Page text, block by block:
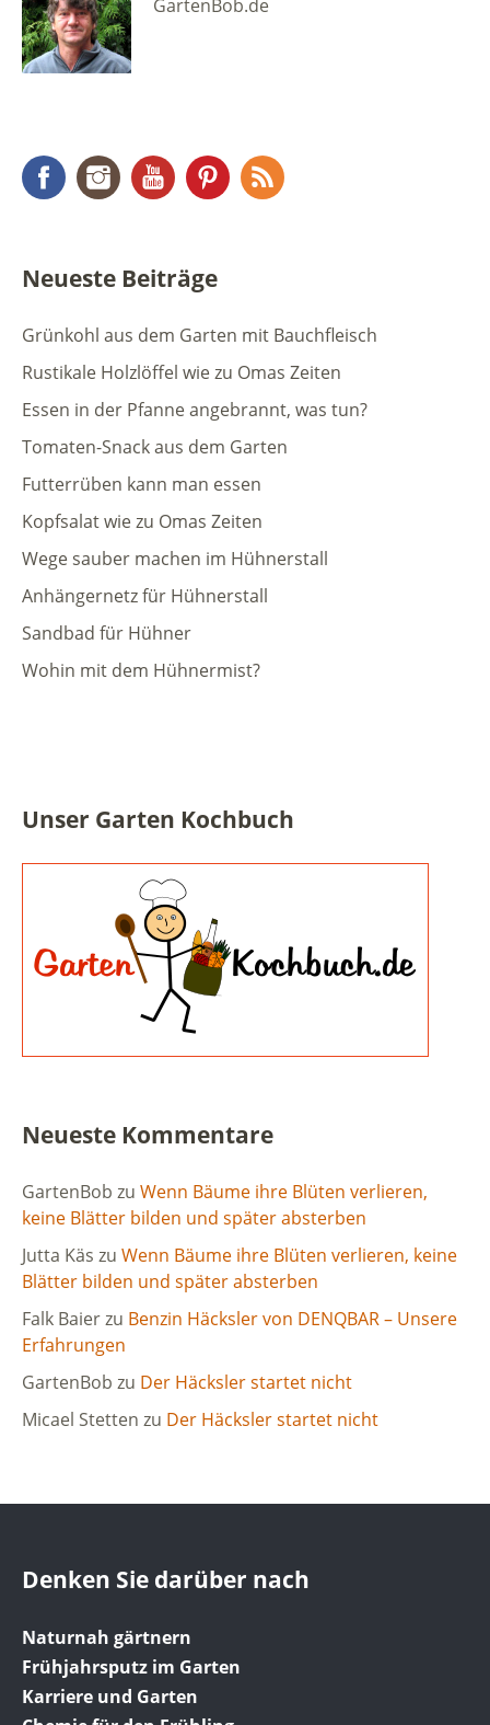
GartenBob.de
FacebookInstagramYouTubePinterest
Neueste Beiträge
Grünkohl aus dem Garten mit Bauchfleisch
Rustikale Holzlöffel wie zu Omas Zeiten
Essen in der Pfanne angebrannt, was tun?
Tomaten-Snack aus dem Garten
Futterrüben kann man essen
Kopfsalat wie zu Omas Zeiten
Wege sauber machen im Hühnerstall
Anhängernetz für Hühnerstall
Sandbad für Hühner
Wohin mit dem Hühnermist?
Unser Garten Kochbuch
Neueste Kommentare
GartenBob zu Wenn Bäume ihre Blüten verlieren,
keine Blätter bilden und später absterben
Jutta Käs zu Wenn Bäume ihre Blüten verlieren, keine
Blätter bilden und später absterben
Falk Baierzu Benzin Häcksler von DENQBAR – Unsere
Erfahrungen
GartenBob zu Der Häcksler startet nicht
Micael Stetten zu Der Häcksler startet nicht
Denken Sie darüber nach
Naturnah gärtnern
Frühjahrsputz im Garten
Karriere und Garten